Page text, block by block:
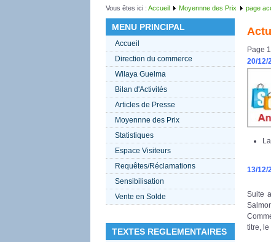
Vous êtes ici : Accueil Moyennne des Prix page
MENU PRINCIPAL
Accueil
Direction du commerce
Wilaya Guelma
Bilan d'Activités
Articles de Presse
Moyennne des Prix
Statistiques
Espace Visiteurs
Requêtes/Réclamations
Sensibilisation
Vente en Solde
TEXTES REGLEMENTAIRES
Page
20/12/
13/12/
Suite
titre,